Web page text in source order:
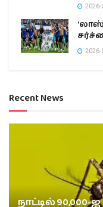
2026-
2026-
Recent News
நாட்டில் 90,000-